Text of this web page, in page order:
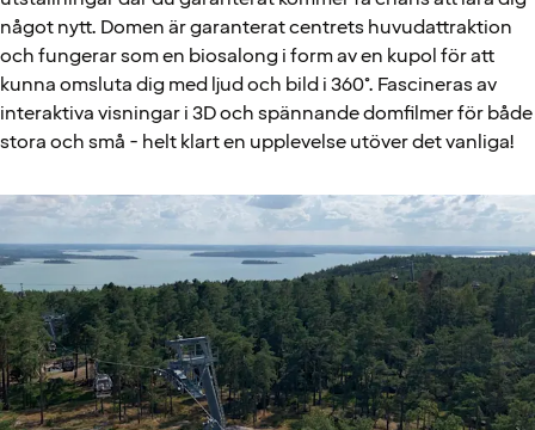
något nytt. Domen är garanterat centrets huvudattraktion
och fungerar som en biosalong i form av en kupol för att
kunna omsluta dig med ljud och bild i 360°. Fascineras av
interaktiva visningar i 3D och spännande domfilmer för både
stora och små - helt klart en upplevelse utöver det vanliga!